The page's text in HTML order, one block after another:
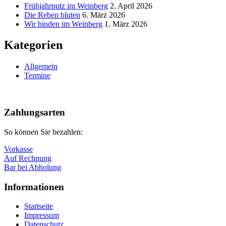
Frühjahrputz im Weinberg 2. April 2026
Die Reben bluten 6. März 2026
Wir binden im Weinberg 1. März 2026
Kategorien
Allgemein
Termine
oben
Zahlungsarten
So können Sie bezahlen:
Vorkasse
Auf Rechnung
Bar bei Abholung
Informationen
Startseite
Impressum